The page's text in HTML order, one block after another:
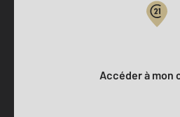
Accéder à mon